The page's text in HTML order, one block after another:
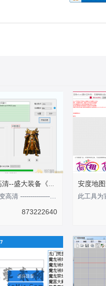
模糊图片变高清--盛大装备《剑甲内观外观》
模糊图片一键变高清 ---------------性-----感-----的-----分-----界-----线-----
873222640